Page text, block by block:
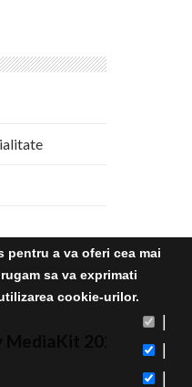
2020
a va oferi cea mai
sa va exprimati
cookie-urilor.